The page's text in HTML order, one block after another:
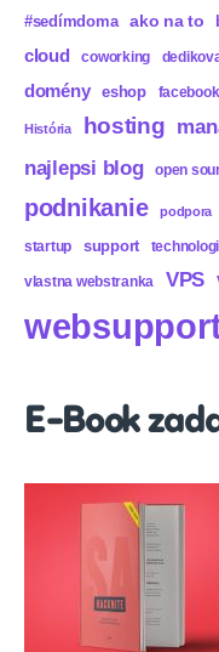
#sedímdoma ako na to
cloud coworking
domény eshop facebook
História hosting
najlepsi blog open
podnikanie podpora
startup support
vlastna webstranka VPS
E-Book